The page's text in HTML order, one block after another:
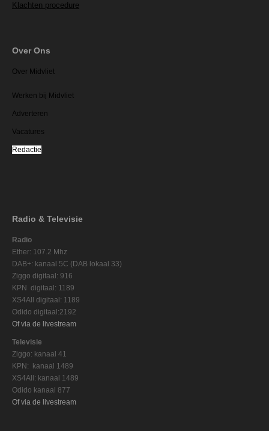
Klachten procedure
Over Ons
Over Midvliet
Werken bij Midvliet
Adverteren
Vacatures
Redactie
Radio & Televisie
Radio
Ether: 107.2 Mhz
DAB+: kanaal 5C (DAB lokaal 33)
Ziggo digitaal: 916
KPN digitaal: 1189
XS4All digitaal: 1189
Odido digitaal:2192
Of via de livestream
Televisie
Ziggo: kanaal 41
KPN: kanaal 1489
XS4All: kanaal 1489
Odido kanaal 877
Of via de livestream